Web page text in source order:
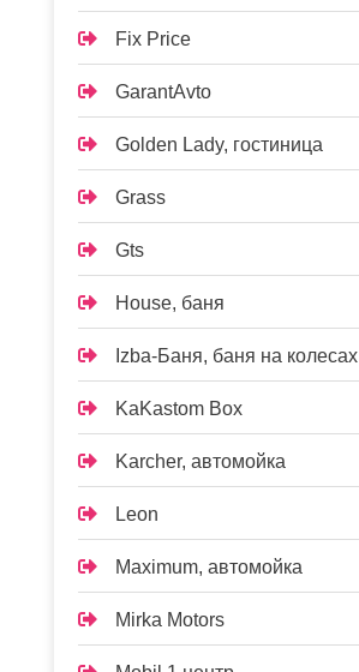
Fix Price
GarantAvto
Golden Lady, гостиница
Grass
Gts
House, баня
Izba-Баня, баня на колесах
KaKastom Box
Karcher, автомойка
Leon
Maximum, автомойка
Mirka Motors